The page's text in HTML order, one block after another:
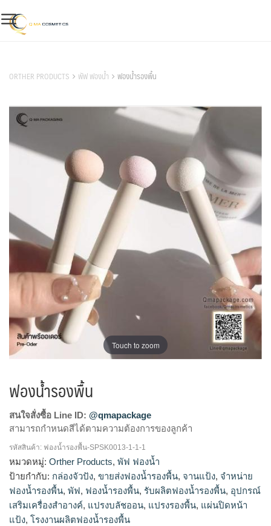
to
content
ORTHER PRODUCTS พัฟ ฟองน้ำ ฟองน้ำรองพื้น
Touch to zoom
ฟองน้ำรองพื้น
สนใจสั่งซื้อ Line ID: @qmapackage
สามารถกำหนดสีได้ตามความต้องการของลูกค้า
โรงงานผลิตฟองน้ำรองพื้น,รับผลิตฟองน้ำรองพื้น,จำหน่ายฟองน้ำ
รองพื้น,ขายส่งฟองน้ำรองพื้น
รหัสสินค้า: ฟองน้ำรองพื้น-SPSK0013-1-1-1
หมวดหมู่: Orther Products, พัฟ ฟองน้ำ
ป้ายกำกับ: กล่องจัวปัง, ขายส่งฟองน้ำรองพื้น, จานแป้ง, จำหน่าย
ฟองน้ำรองพื้น, พัฟ, ฟองน้ำรองพื้น, รับผลิตฟองน้ำรองพื้น, อุปกรณ์
เสริมเครื่องสำอางค์, แปรงบลัชออน, แปรงรองพื้น, แผ่นปิดหน้า
แป้ง, โรงงานผลิตฟองน้ำรองพื้น